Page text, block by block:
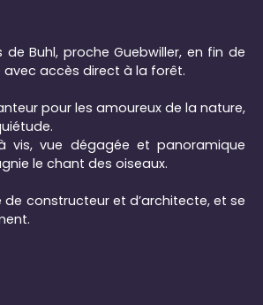
de Buhl, proche Guebwiller, en fin de
avec accès direct à la forêt.
pour les amoureux de la nature,
vis, vue dégagée et panoramique
le chant des oiseaux.
de constructeur et d’architecte, et se